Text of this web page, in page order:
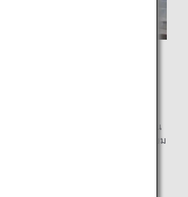
มเคลือบที่ใช้ถ่ายทอดความปรารถนา
แบบดั้งเดิมของประเทศญี่ปุ่น’ ได้รับ
อผู้มีทักษะจาก Otsuka Ohmi
ทั้งสองส่วนนี้มีการไล่สีที่สวยงาม ท่าน
ตอร์เช็คอินพิเศษสำหรับสมาชิกพรีเมียม
าออกของอาคารผู้โดยสารภายใน
เนดะ